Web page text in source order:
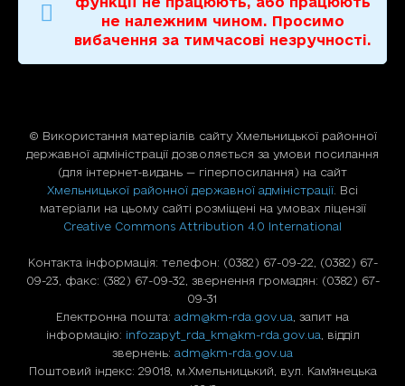
не належним чином. Просимо
вибачення за тимчасові незручності.
© Використання матерiалiв сайту Хмельницької районної
державної адміністрації дозволяється за умови посилання
(для iнтернет-видань — гiперпосилання) на сайт
Хмельницької районної державної адміністрації . Всі
матеріали на цьому сайті розміщені на умовах ліцензії
Creative Commons Attribution 4.0 International
Контакта інформація: телефон: (0382) 67-09-22, (0382) 67-
09-23, факс: (382) 67-09-32, звернення громадян: (0382) 67-
09-31
Електронна пошта: adm@km-rda.gov.ua , запит на
інформацію: infozapyt_rda_km@km-rda.gov.ua , відділ
звернень: adm@km-rda.gov.ua
Поштовий індекс: 29018, м.Хмельницький, вул. Кам'янецька